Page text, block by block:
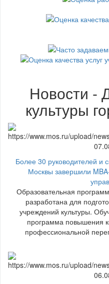
Новости -
культуры
Более 30 руководителей и
Москвы завершили
Образовательная
разработана для
учреждений культуры.
программа повышения
профессиональной